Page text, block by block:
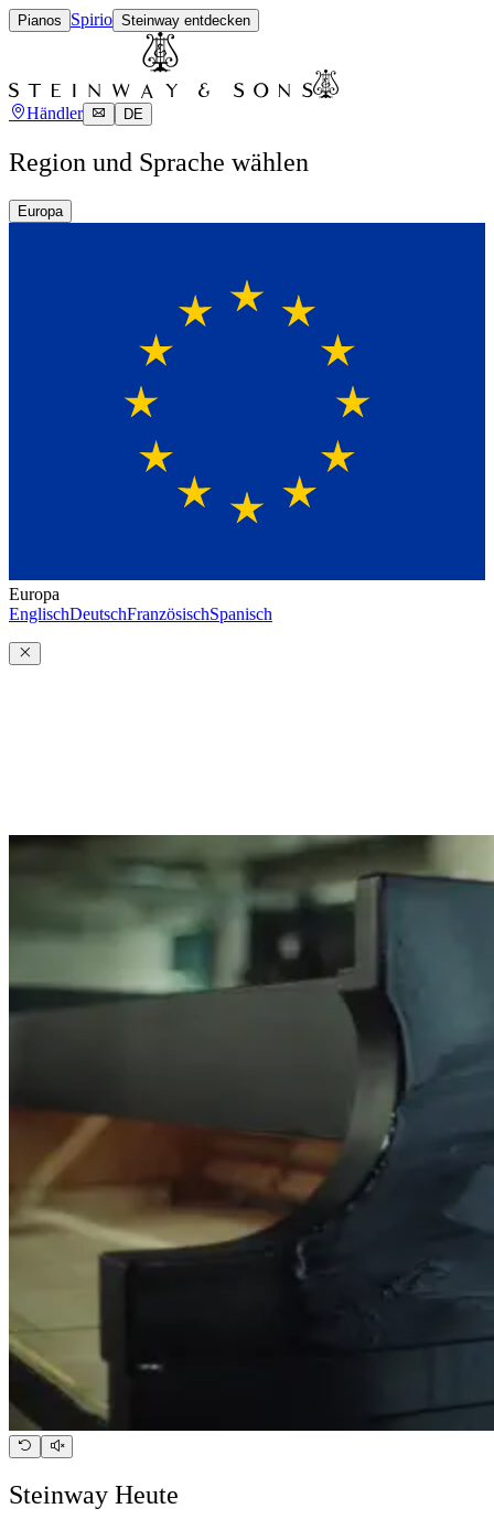
Pianos Spirio Steinway entdecken
Händler DE
Region und Sprache wählen
Europa
Europa
EnglischDeutschFranzösischSpanisch
Steinway Heute